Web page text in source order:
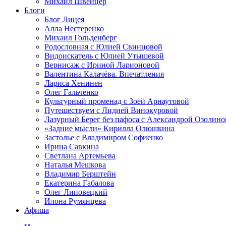
Блоги
Блог Лицея
Алла Нестеренко
Михаил Гольденберг
Родословная с Юлией Свинцовой
Видоискатель с Юлией Утышевой
Вернисаж с Ириной Ларионовой
Валентина Калачёва. Впечатления
Лариса Хенинен
Олег Гальченко
Культурный променад с Зоей Арнаутовой
Путешествуем с Лидией Винокуровой
Лазурный Берег без пафоса с Александрой
«Задние мысли» Кирилла Олюшкина
Застолье с Владимиром Софиенко
Ирина Савкина
Светлана Артемьева
Наталья Мешкова
Владимир Берштейн
Екатерина Габалова
Олег Липовецкий
Илона Румянцева
Афиша